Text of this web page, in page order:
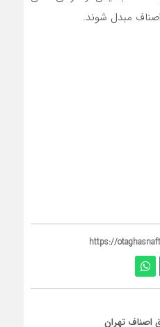
مبدل شوند.
https://
اصناف تهران